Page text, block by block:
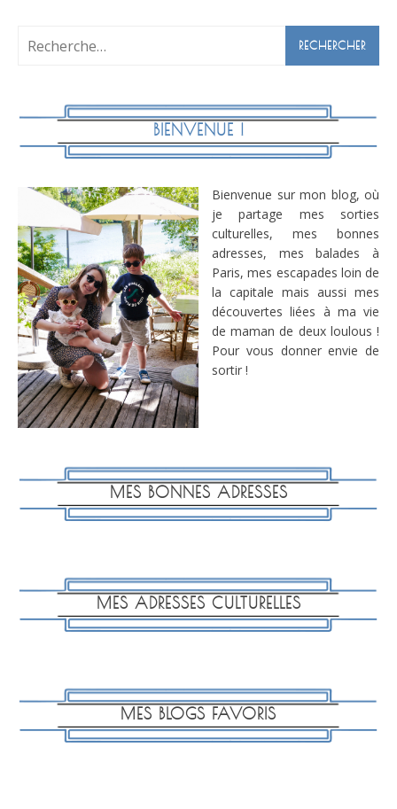
Rechercher :
BIENVENUE !
Bienvenue sur mon blog, où
je partage mes sorties
culturelles, mes bonnes
adresses, mes balades à
Paris, mes escapades loin de
la capitale mais aussi mes
découvertes liées à ma vie
de maman de deux loulous !
Pour vous donner envie de
sortir !
MES BONNES ADRESSES
MES ADRESSES CULTURELLES
MES BLOGS FAVORIS